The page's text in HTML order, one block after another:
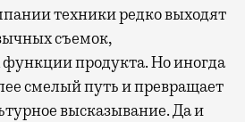
съемок,
продукта. Но иногда
смелый путь и превращает
высказывание. Да и